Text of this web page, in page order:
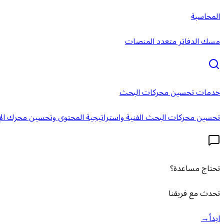
المحاسبة
مسك الدفاتر متعدد المنصات
خدمات تحسين محركات البحث
تحسين محركات البحث الفنية واستراتيجية المحتوى وتحسين محرك
تحتاج مساعدة؟
تحدث مع فريقنا
ابدأ→